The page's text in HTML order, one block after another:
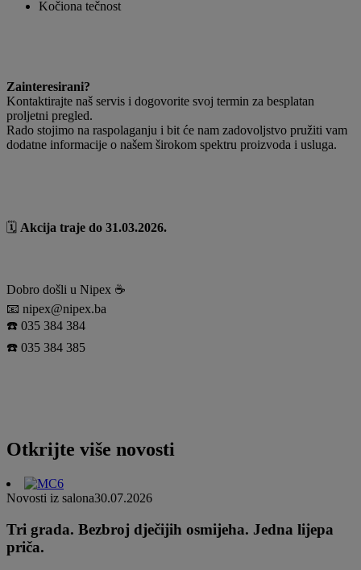
Kočiona tečnost
Zainteresirani?
Kontaktirajte naš servis i dogovorite svoj termin za besplatan
proljetni pregled.
Rado stojimo na raspolaganju i bit će nam zadovoljstvo pružiti vam
dodatne informacije o našem širokom spektru proizvoda i usluga.
🗓 Akcija traje do 31.03.2026.
Dobro došli u Nipex ☕️
📧 nipex@nipex.ba
☎️ 035 384 384
☎️ 035 384 385
Otkrijte više novosti
Novosti iz salona30.07.2026
Tri grada. Bezbroj dječijih osmijeha. Jedna lijepa
priča.